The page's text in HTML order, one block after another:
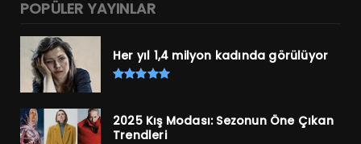
POPÜLER YAYINLAR
Her yıl 1,4 milyon kadında görülüyor
2025 Kış Modası: Sezonun Öne Çıkan
Trendleri